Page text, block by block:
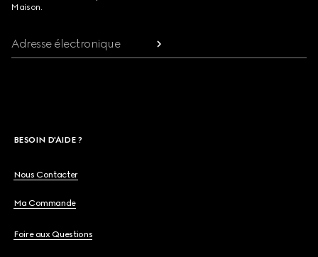
Maison.
Adresse électronique
BESOIN D'AIDE ?
Nous Contacter
Ma Commande
Foire aux Questions